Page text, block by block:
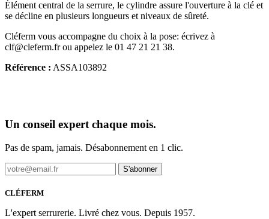
Élément central de la serrure, le cylindre assure l'ouverture à la clé et
se décline en plusieurs longueurs et niveaux de sûreté.
Cléferm vous accompagne du choix à la pose: écrivez à
clf@cleferm.fr ou appelez le 01 47 21 21 38.
Référence : ASSA103892
Un conseil expert chaque mois.
Pas de spam, jamais. Désabonnement en 1 clic.
S'abonner
CLÉFERM
L'expert serrurerie. Livré chez vous. Depuis 1957.